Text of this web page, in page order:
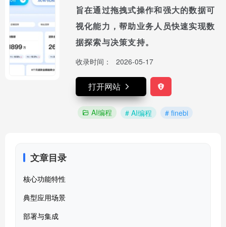
旨在通过拖拽式操作和强大的数据可
视化能力，帮助业务人员快速实现数
据探索与决策支持。
收录时间： 2026-05-17
打开网站
AI编程 # AI编程 # finebi
文章目录
核心功能特性
典型应用场景
部署与集成